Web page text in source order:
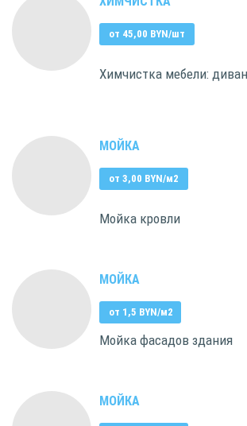
от 45,00 BYN/шт
Химчистка мебели:
МОЙКА
от 3,00 BYN/м2
Мойка кровли
МОЙКА
от 1,5 BYN/м2
Мойка фасадов здания
МОЙКА